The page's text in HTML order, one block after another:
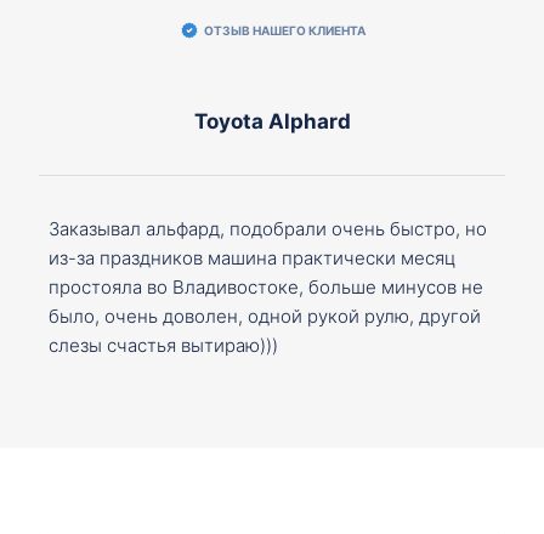
ОТЗЫВ НАШЕГО КЛИЕНТА
Toyota Alphard
Заказывал альфард, подобрали очень быстро, но
из-за праздников машина практически месяц
простояла во Владивостоке, больше минусов не
было, очень доволен, одной рукой рулю, другой
слезы счастья вытираю)))